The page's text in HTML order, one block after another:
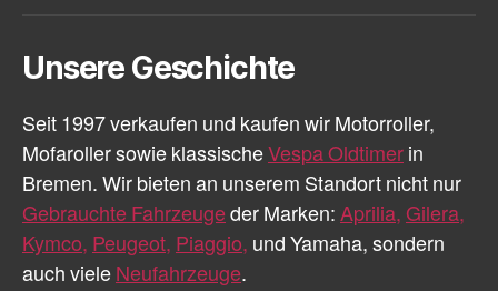
Unsere Geschichte
Seit 1997 verkaufen und kaufen wir Motorroller,
Mofaroller sowie klassischeVespa Oldtimer in
Bremen. Wir bieten an unserem Standort nicht nur
Gebrauchte Fahrzeugeder Marken: Aprilia, Gilera,
Kymco, Peugeot, Piaggio, und Yamaha, sondern
auch viele Neufahrzeuge.